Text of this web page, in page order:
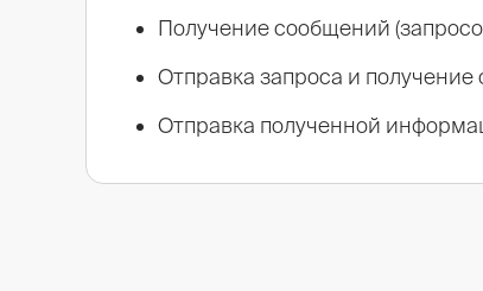
Получение сообщений
Отправка запроса и получение
Отправка полученной